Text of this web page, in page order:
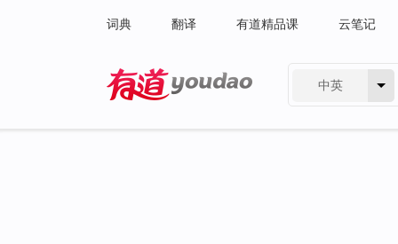
词典 翻译 有道精品课 云笔记
中英